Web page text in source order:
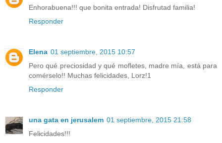
Enhorabuena!!! que bonita entrada! Disfrutad familia!
Responder
Elena 01 septiembre, 2015 10:57
Pero qué preciosidad y qué mofletes, madre mía, está para
comérselo!! Muchas felicidades, Lorz!1
Responder
una gata en jerusalem 01 septiembre, 2015 21:58
Felicidades!!!